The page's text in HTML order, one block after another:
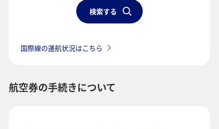
検索する
国際線の運航状況はこちら
航空券の手続きについて